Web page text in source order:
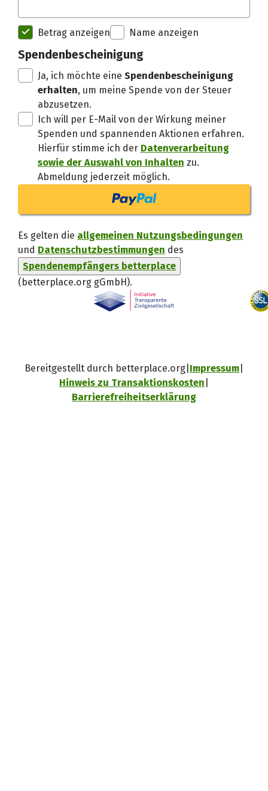
Betrag anzeigen Name anzeigen
Spendenbescheinigung
Ja, ich möchte eine Spendenbescheinigung
erhalten, um meine Spende von der Steuer
abzusetzen.
Ich will per E-Mail von der Wirkung meiner
Spenden und spannenden Aktionen erfahren.
Hierfür stimme ich der Datenverarbeitung
sowie der Auswahl von Inhalten zu.
Abmeldung jederzeit möglich.
Es gelten die allgemeinen Nutzungsbedingungen
und Datenschutzbestimmungen des
Spendenempfängers betterplace
(betterplace.org gGmbH)
Spendenempfänger
.
Bereitgestellt durch betterplace.org Impressum
Hinweis zu Transaktionskosten
Barrierefreiheitserklärung